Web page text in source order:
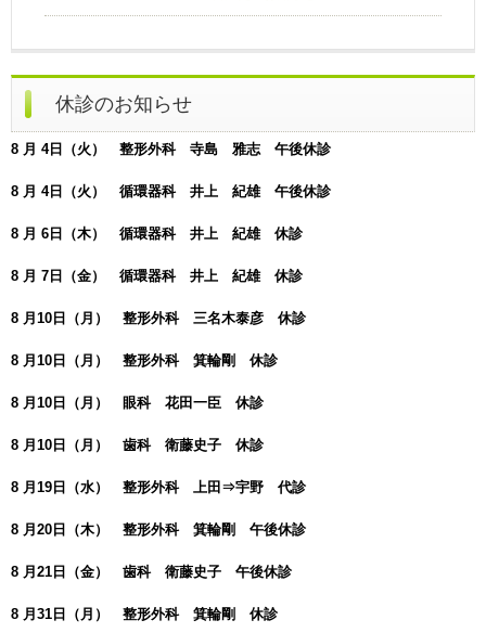
休診のお知らせ
8 月 4日（火） 整形外科 寺島 雅志 午後休診
8 月 4日（火） 循環器科 井上 紀雄 午後休診
8 月 6日（木） 循環器科 井上 紀雄 休診
8 月 7日（金） 循環器科 井上 紀雄 休診
8 月10日（月） 整形外科 三名木泰彦 休診
8 月10日（月） 整形外科 箕輪剛 休診
8 月10日（月） 眼科 花田一臣 休診
8 月10日（月） 歯科 衛藤史子 休診
8 月19日（水） 整形外科 上田⇒宇野 代診
8 月20日（木） 整形外科 箕輪剛 午後休診
8 月21日（金） 歯科 衛藤史子 午後休診
8 月31日（月） 整形外科 箕輪剛 休診